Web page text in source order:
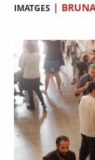
IMATGES |